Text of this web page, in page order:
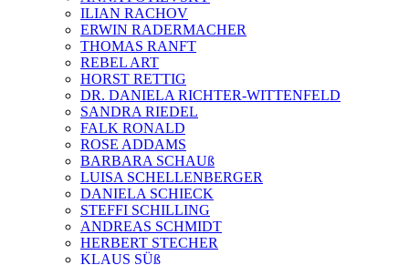
ILIAN RACHOV
ERWIN RADERMACHER
THOMAS RANFT
REBEL ART
HORST RETTIG
DR. DANIELA RICHTER-WITTENFELD
SANDRA RIEDEL
FALK RONALD
ROSE ADDAMS
BARBARA SCHAUß
LUISA SCHELLENBERGER
DANIELA SCHIECK
STEFFI SCHILLING
ANDREAS SCHMIDT
HERBERT STECHER
KLAUS SÜß